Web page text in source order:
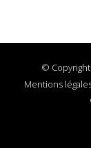
©
Mentions